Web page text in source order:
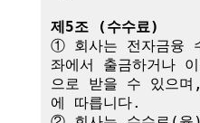
제5조 (수수료)
① 회사는 전자금융
좌에서 출금하거나
으로 받을 수 있으며
에 따릅니다.